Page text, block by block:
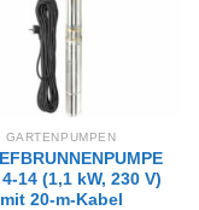
GARTENPUMPEN
14 (1,1 kW, 230 V)
mit 20-m-Kabel